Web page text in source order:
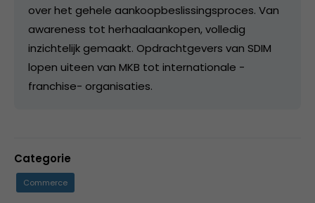
over het gehele aankoopbeslissingsproces. Van
awareness tot herhaalaankopen, volledig
inzichtelijk gemaakt. Opdrachtgevers van SDIM
lopen uiteen van MKB tot internationale -
franchise- organisaties.
Categorie
Commerce